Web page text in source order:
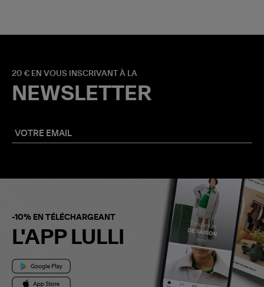
20 € EN VOUS INSCRIVANT À LA
NEWSLETTER
-10% EN TÉLÉCHARGEANT
L'APP LULLI